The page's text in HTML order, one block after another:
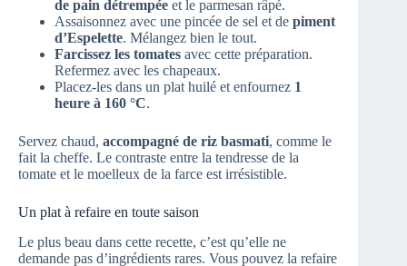
de pain détrempée et le parmesan râpé.
Assaisonnez avec une pincée de sel et de piment
d’Espelette. Mélangez bien le tout.
Farcissez les tomates avec cette préparation.
Refermez avec les chapeaux.
Placez-les dans un plat huilé et enfournez 1
heure à 160 °C.
Servez chaud, accompagné de riz basmati, comme le
fait la cheffe. Le contraste entre la tendresse de la
tomate et le moelleux de la farce est irrésistible.
Un plat à refaire en toute saison
Le plus beau dans cette recette, c’est qu’elle ne
demande pas d’ingrédients rares. Vous pouvez la refaire